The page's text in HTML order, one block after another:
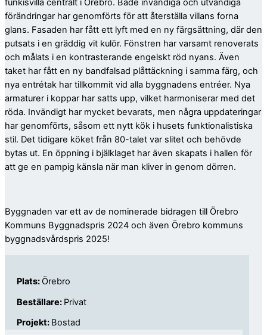
funkisvilla centralt i Örebro. Både invändiga och utvändiga
förändringar har genomförts för att återställa villans forna
glans. Fasaden har fått ett lyft med en ny färgsättning, där den
putsats i en gräddig vit kulör. Fönstren har varsamt renoverats
och målats i en kontrasterande engelskt röd nyans. Även
taket har fått en ny bandfalsad plåttäckning i samma färg, och
nya entrétak har tillkommit vid alla byggnadens entréer. Nya
armaturer i koppar har satts upp, vilket harmoniserar med det
röda. Invändigt har mycket bevarats, men några uppdateringar
har genomförts, såsom ett nytt kök i husets funktionalistiska
stil. Det tidigare köket från 80-talet var slitet och behövde
bytas ut. En öppning i bjälklaget har även skapats i hallen för
att ge en pampig känsla när man kliver in genom dörren.
Byggnaden var ett av de nominerade bidragen till Örebro
Kommuns Byggnadspris 2024 och även Örebro kommuns
byggnadsvårdspris 2025!
Plats: Örebro
Beställare: Privat
Projekt: Bostad